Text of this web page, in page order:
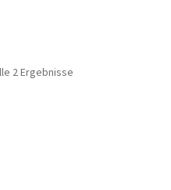
2 Ergebnisse